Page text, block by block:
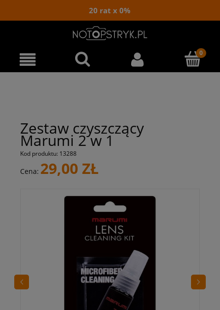
20 rat x 0%
Zestaw czyszczący
Marumi 2 w 1
Kod produktu: 13288
Cena: 29,00 ZŁ